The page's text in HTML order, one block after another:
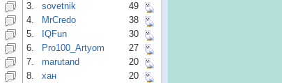
3.
sovetnik
49
4.
MrCredo
38
5.
IQFun
30
6.
Pro100_Artyom
27
7.
marutand
20
8.
хан 20